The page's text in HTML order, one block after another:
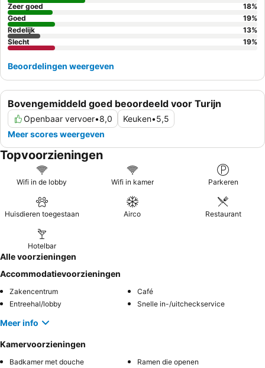
opmerkingen ontvangt vanwege de overvloed en variatie. Voor
een rustiger verblijf kunnen gasten overwegen een kamer met
uitzicht op de tuin aan te vragen.
Bovengemiddeld goed beoordeeld voor Turijn
Openbaar vervoer•8,0 Keuken•5,5
Meer scores weergeven
Zeer goed
18%
Goed
19%
Redelijk
13%
Slecht
19%
Beoordelingen weergeven
Topvoorzieningen
Wifi in de lobby Wifi in kamer Parkeren
Huisdieren toegestaan Airco Restaurant
Hotelbar
Alle voorzieningen
Accommodatievoorzieningen
Zakencentrum
Café
Entreehal/lobby
Snelle in-/uitcheckservice
Meer info
Kamervoorzieningen
Badkamer met douche Ramen die openen